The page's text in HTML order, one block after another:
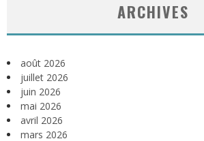
ARCHIVES
août 2026
juillet 2026
juin 2026
mai 2026
avril 2026
mars 2026